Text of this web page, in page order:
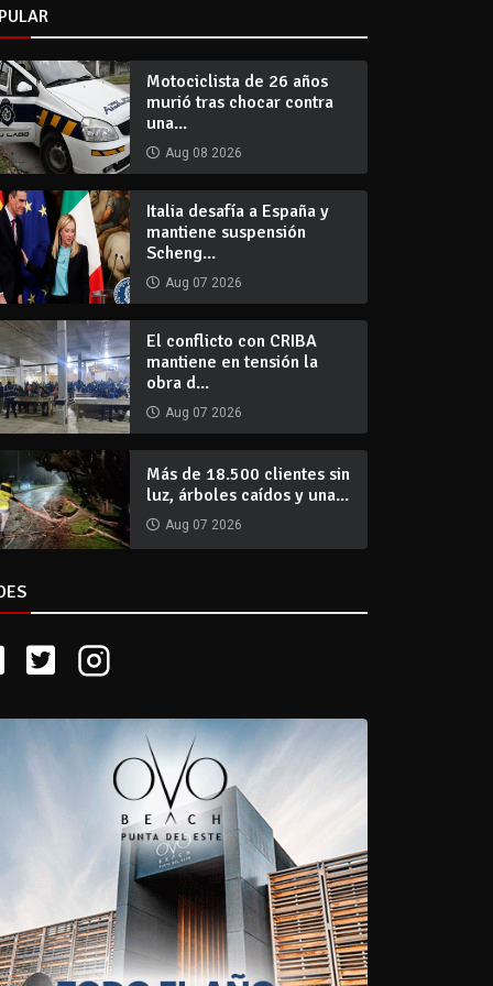
Motociclista de 26 años
murió tras chocar contra
una...
Aug 08 2026
Italia desafía a España y
mantiene suspensión
Scheng...
Aug 07 2026
El conflicto con CRIBA
mantiene en tensión la
obra d...
Aug 07 2026
Más de 18.500 clientes sin
luz, árboles caídos y una...
Aug 07 2026